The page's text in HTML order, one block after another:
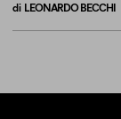
di LEONARDO BECCHI